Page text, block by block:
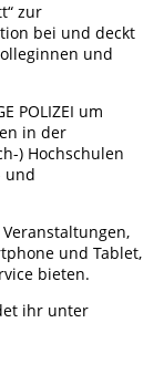
zur
bei und deckt
und
POLIZEI um
in der
) Hochschulen
und
und Tablet,
bieten.
ihr unter